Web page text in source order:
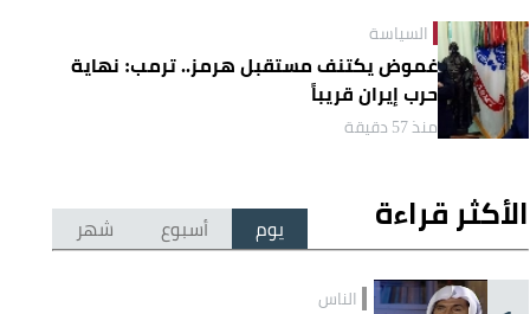
السياسة
غموض يكتنف مستقبل هرمز.. ترمب: نهاية
حرب إيران قريباً
منذ 57 دقيقة
الأكثر قراءة يوم أسبوع شهر
الناس